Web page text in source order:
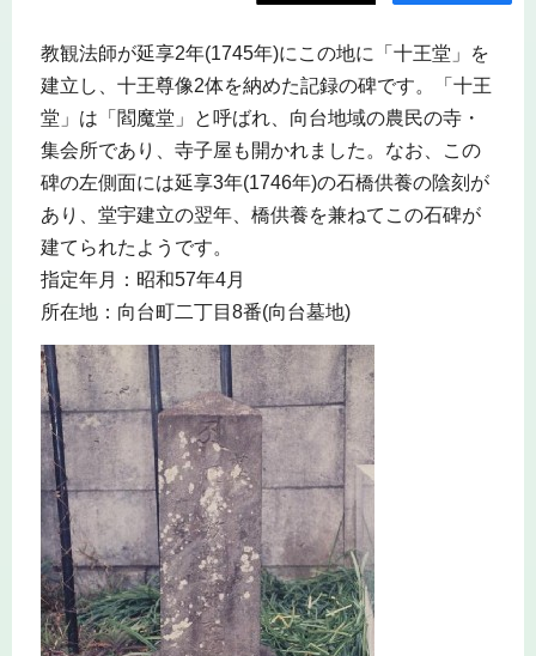
教観法師が延享2年(1745年)にこの地に「十王堂」を
建立し、十王尊像2体を納めた記録の碑です。「十王
堂」は「閻魔堂」と呼ばれ、向台地域の農民の寺・
集会所であり、寺子屋も開かれました。なお、この
碑の左側面には延享3年(1746年)の石橋供養の陰刻が
あり、堂宇建立の翌年、橋供養を兼ねてこの石碑が
建てられたようです。
指定年月：昭和57年4月
所在地：向台町二丁目8番(向台墓地)